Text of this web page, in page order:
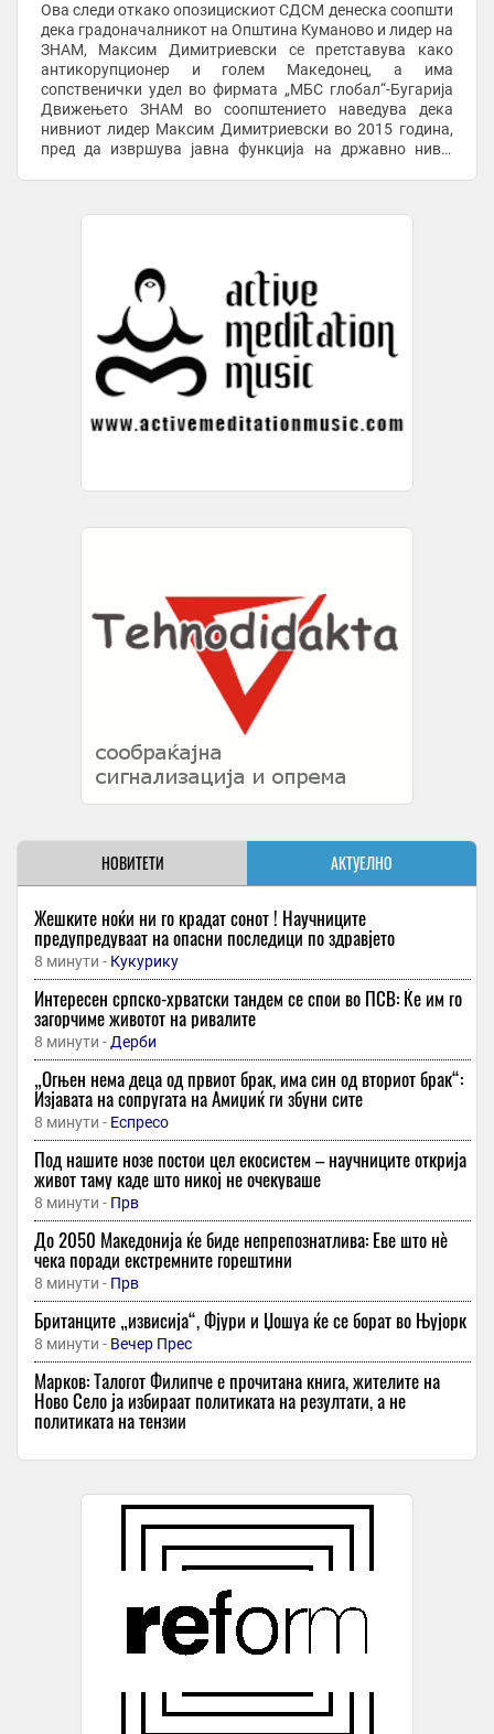
Ова следи откако опозицискиот СДСМ денеска соопшти
дека градоначалникот на Општина Куманово и лидер на
ЗНАМ, Максим Димитриевски се претставува како
антикорупционер и голем Македонец, а има
сопственички удел во фирмата „МБС глобал“-Бугарија
Движењето ЗНАМ во соопштението наведува дека
нивниот лидер Максим Димитриевски во 2015 година,
пред да извршува јавна функција на државно ниво,
НОВИТЕТИ АКТУЕЛНО
Жешките ноќи ни го крадат сонот ! Научниците
предупредуваат на опасни последици по здравјето
8 минути - Кукурику
Интересен српско-хрватски тандем се спои во ПСВ: Ќе им го
загорчиме животот на ривалите
8 минути - Дерби
„Огњен нема деца од првиот брак, има син од вториот брак“:
Изјавата на сопругата на Амиџиќ ги збуни сите
8 минути - Еспресо
Под нашите нозе постои цел екосистем – научниците открија
живот таму каде што никој не очекуваше
8 минути - Прв
До 2050 Македонија ќе биде непрепознатлива: Еве што нè
чека поради екстремните горештини
8 минути - Прв
Британците „извисија“, Фјури и Џошуа ќе се борат во Њујорк
8 минути - Вечер Прес
Марков: Талогот Филипче е прочитана книга, жителите на
Ново Село ја избираат политиката на резултати, а не
политиката на тензии
компанија
Сакам Да Кажам
Кој е мистериозниот бизнисмен со кого Милица Тодоровиќ
Прв
Шок во светот на фудбалот: 27-годишен капитен почина по
брутален напад
Лекар предупредува ! Никогаш не јадете храна од ваква